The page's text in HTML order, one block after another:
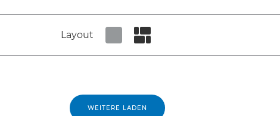
Layout
WEITERE LADEN